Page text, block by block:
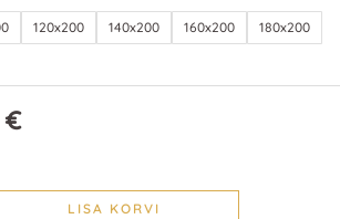
120x200 140x200 160x200 180x200
€
LISA KORVI